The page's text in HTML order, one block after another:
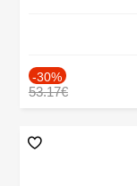
-30%
53.17€